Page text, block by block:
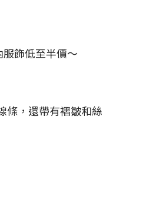
飾低至半價～
條，還帶有褶皺和絲